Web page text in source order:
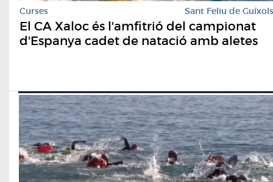
Curses Sant Feliu de Guíxols
El CA Xaloc és l'amfitrió del campionat
d'Espanya cadet de natació amb aletes